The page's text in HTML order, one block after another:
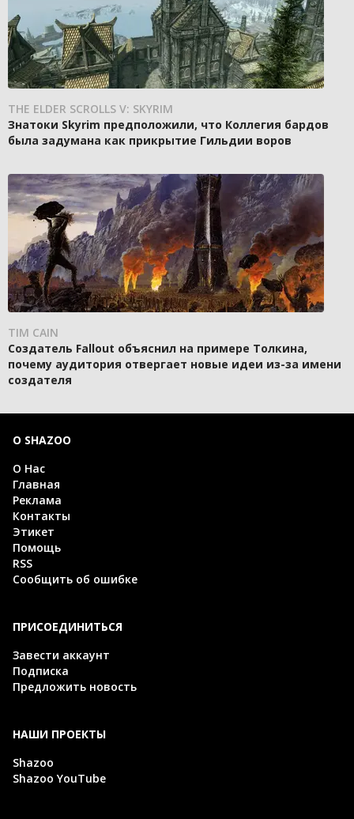
THE ELDER SCROLLS V: SKYRIM
Знатоки Skyrim предположили, что Коллегия бардов
была задумана как прикрытие Гильдии воров
TIM CAIN
Создатель Fallout объяснил на примере Толкина,
почему аудитория отвергает новые идеи из-за имени
создателя
О SHAZOO
О Нас
Главная
Реклама
Контакты
Этикет
Помощь
RSS
Сообщить об ошибке
ПРИСОЕДИНИТЬСЯ
Завести аккаунт
Подписка
Предложить новость
НАШИ ПРОЕКТЫ
Shazoo
Shazoo YouTube